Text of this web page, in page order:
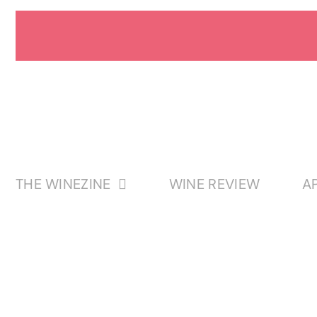
Passer
THE WINEZINE WINE REVIEW